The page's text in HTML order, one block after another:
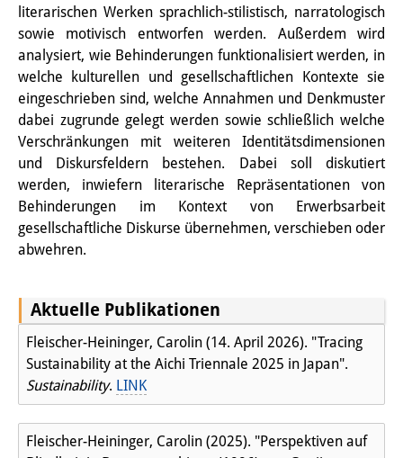
Bandō-Sammlung
Dreisprachiges Glossar der
Demographie
Universitäre Sondersammlungen in
Japan
Join us!
Wissenschaftliche MitarbeiterInnen
Promovierende
GastwissenschaftlerInnen-
Programm
Praktikum
literarischen Werken sprachlich-stilistisch, narratologisch
sowie motivisch entworfen werden. Außerdem wird
analysiert, wie Behinderungen funktionalisiert werden, in
welche kulturellen und gesellschaftlichen Kontexte sie
eingeschrieben sind, welche Annahmen und Denkmuster
dabei zugrunde gelegt werden sowie schließlich welche
Verschränkungen mit weiteren Identitätsdimensionen
und Diskursfeldern bestehen. Dabei soll diskutiert
werden, inwiefern literarische Repräsentationen von
Behinderungen im Kontext von Erwerbsarbeit
gesellschaftliche Diskurse übernehmen, verschieben oder
abwehren.
Aktuelle Publikationen
Fleischer-Heininger, Carolin (14. April 2026). "Tracing
Sustainability at the Aichi Triennale 2025 in Japan".
Sustainability. LINK
Fleischer-Heininger, Carolin (2025). "Perspektiven auf